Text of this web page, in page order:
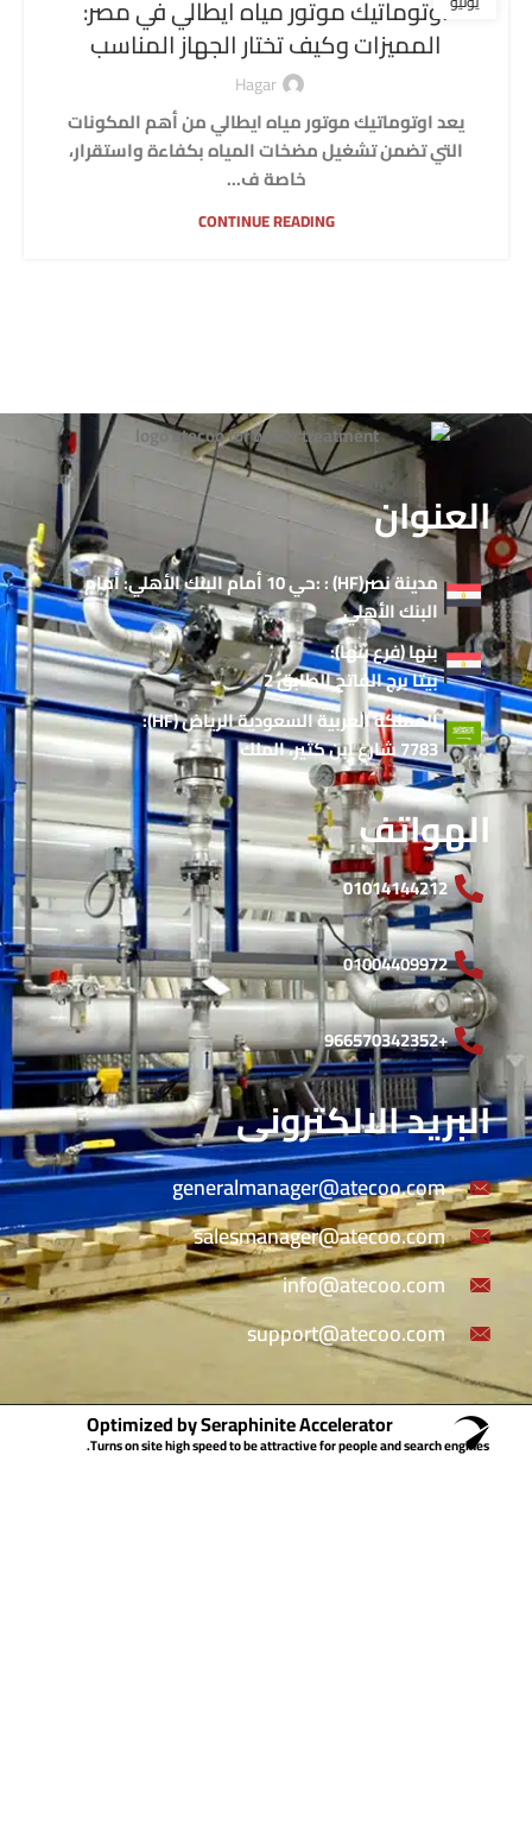
اوتوماتيك موتور مياه ايطالي في مصر:
المميزات وكيف تختار الجهاز المناسب
Hagar
يعد اوتوماتيك موتور مياه ايطالي من أهم المكونات
التي تضمن تشغيل مضخات المياه بكفاءة واستقرار،
خاصة ف...
CONTINUE READING
العنوان
مدينة نصر(HF) : :حي 10 أمام البنك الأهلي: أمام
البنك الأهلي
بنها (فرع بنها):
بيتا برج الفاتح الطابق 2
المملكة العربية السعودية الرياض (HF):
7783 شارع ابن كثير، الملك
الهواتف
01014144212
01004409972
+966570342352
البريد الالكترونى
generalmanager@atecoo.com
salesmanager@atecoo.com
info@atecoo.com
support@atecoo.com
Optimized by Seraphinite Accelerator
Turns on site high speed to be attractive for people and search engines.